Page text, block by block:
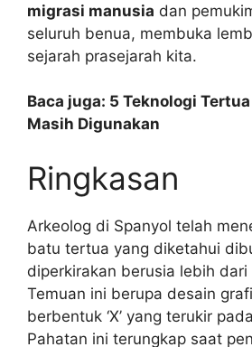
migrasi manusia dan
seluruh benua, membuka
sejarah prasejarah kita.
Baca juga: 5 Teknologi
Masih Digunakan
Ringkasan
Arkeolog di Spanyol telah
batu tertua yang diketahui
diperkirakan berusia lebih
Temuan ini berupa desain
berbentuk ‘X’ yang terukir
Pahatan ini terungkap saat